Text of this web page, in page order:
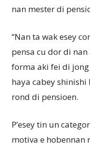
nan mester di
“Nan ta wak esey
pensa cu dor di
forma aki fei di
haya cabey shinishi
rond di pensioen.
P’esey tin un
motiva e hobennan